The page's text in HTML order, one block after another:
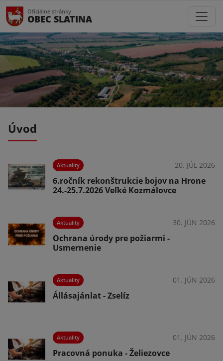
Oficiálne stránky
OBEC SLATINA
Úvod
Aktuality 20. JÚL 2026
6.ročník rekonštrukcie bojov na Hrone
24.-25.7.2026 Veľké Kozmálovce
Aktuality 30. JÚN 2026
Ochrana úrody pre požiarmi -
Usmernenie
Aktuality 01. JÚN 2026
Állásajánlat - Zselíz
Aktuality 01. JÚN 2026
Pracovná ponuka - Želiezovce